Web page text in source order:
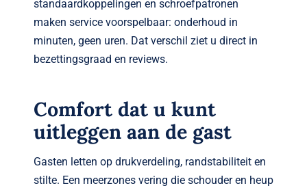
standaardkoppelingen en schroefpatronen
maken service voorspelbaar: onderhoud in
minuten, geen uren. Dat verschil ziet u direct in
bezettingsgraad en reviews.
Comfort dat u kunt
uitleggen aan de gast
Gasten letten op drukverdeling, randstabiliteit en
stilte. Een meerzones vering die schouder en heup